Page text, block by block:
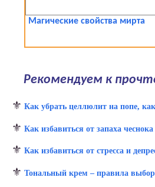
Магические свойства мирта
Рекомендуем к
⚜ Как убрать целлюлит на попе, как
⚜ Как избавиться от запаха
⚜ Как избавиться от стресса и
⚜ Тональный крем – правила